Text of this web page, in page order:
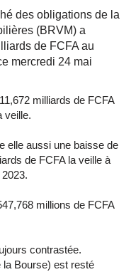
des obligations de la
(BRVM) a
de FCFA au
mercredi 24 mai
milliards de FCFA
veille.
elle aussi une baisse de
de FCFA la veille à
millions de FCFA
contrastée.
la Bourse) est resté